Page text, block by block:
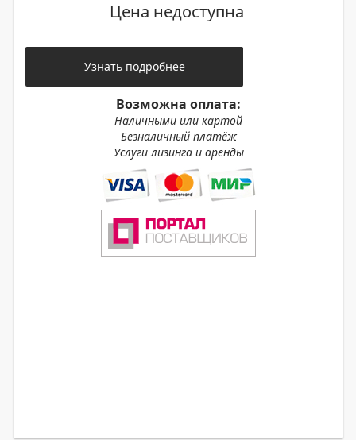
Цена недоступна
Узнать подробнее
Возможна оплата:
Наличными или картой
Безналичный платёж
Услуги лизинга и аренды